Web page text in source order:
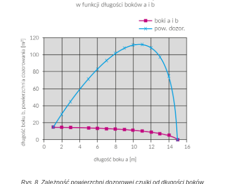
Rys. 8. Zależność powierzchni dozorowej czujki od długości boków